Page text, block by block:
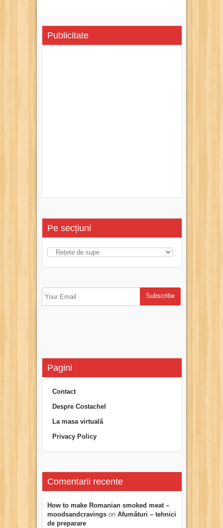
Publicitate
Pe secțiuni
Pagini
Contact
Despre Costachel
La masa virtuală
Privacy Policy
Comentarii recente
How to make Romanian smoked meat –
moodsandcravings on Afumături – tehnici
de preparare